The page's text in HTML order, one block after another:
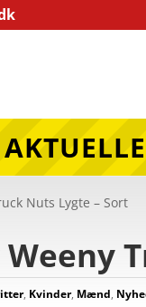
Nuts Lygte – Sort
, Kvinder, Mænd,